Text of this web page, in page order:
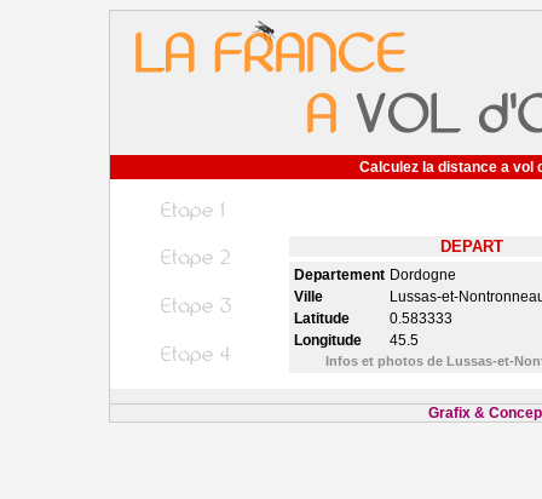
Calculez la distance a vol
DEPART
Departement Dordogne
Ville
Lussas-et-
Latitude
0.583333
Longitude
45.5
Infos et photos de Lussas-et-
Grafix &